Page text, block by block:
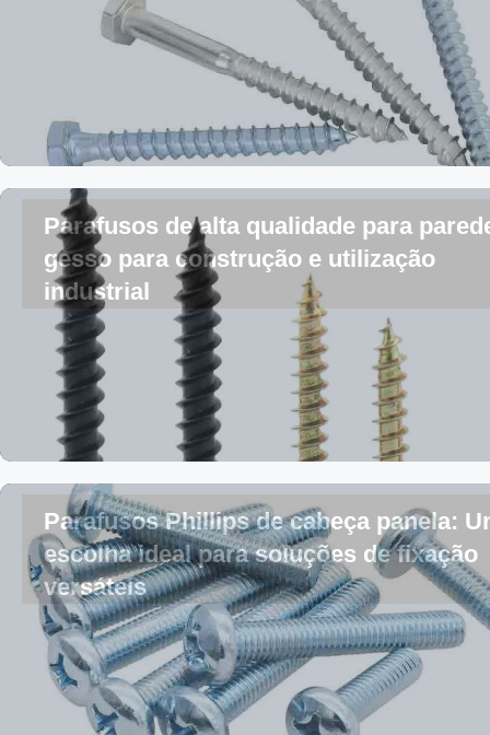
Parafusos de alta qualidade para
gesso para construção e utilização
industrial
Parafusos Phillips de cabeça panela:
escolha ideal para soluções de fixação
versáteis